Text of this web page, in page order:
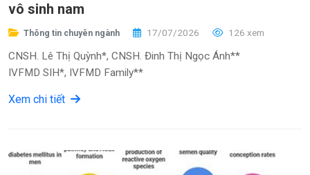
vô sinh nam
Thông tin chuyên ngành 17/07/2026 126 xem
CNSH. Lê Thị Quỳnh*, CNSH. Đinh Thị Ngọc Ánh**
IVFMD SIH*, IVFMD Family**
Xem chi tiết